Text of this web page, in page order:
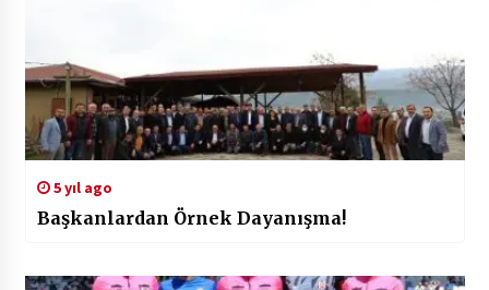
5 yıl ago
Başkanlardan Örnek Dayanışma!